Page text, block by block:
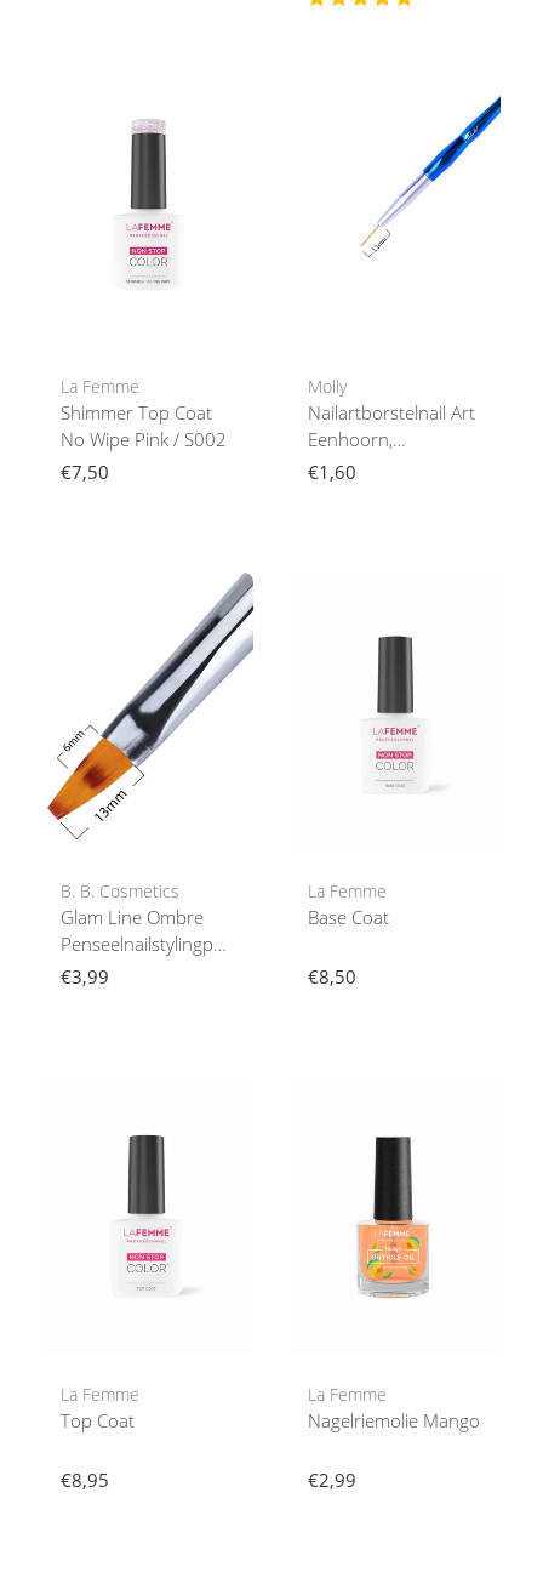
La Femme
Shimmer Top Coat
No Wipe Pink / S002
€7,50
Molly
Nailartborstelnail Art
Eenhoorn,
Borstellengte 11 Mm
€1,60
B. B. Cosmetics
Glam Line Ombre
Penseelnailstylingpenselen6/13
Mm
€3,99
La Femme
Base Coat
€8,50
La Femme
Top Coat
€8,95
La Femme
Nagelriemolie Mango
€2,99